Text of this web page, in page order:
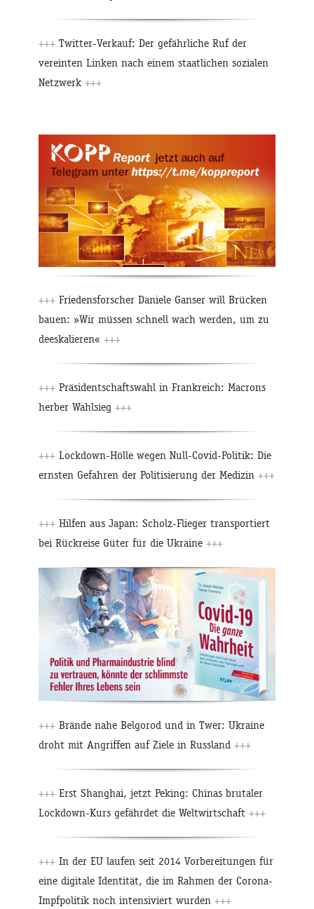
+++ Twitter-Verkauf: Der gefährliche Ruf der
vereinten Linken nach einem staatlichen sozialen
Netzwerk +++
+++ Friedensforscher Daniele Ganser will Brücken
bauen: »Wir müssen schnell wach werden, um zu
deeskalieren« +++
+++ Präsidentschaftswahl in Frankreich: Macrons
herber Wahlsieg +++
+++ Lockdown-Hölle wegen Null-Covid-Politik: Die
ernsten Gefahren der Politisierung der Medizin +++
+++ Hilfen aus Japan: Scholz-Flieger transportiert
bei Rückreise Güter für die Ukraine +++
+++ Brände nahe Belgorod und in Twer: Ukraine
droht mit Angriffen auf Ziele in Russland +++
+++ Erst Shanghai, jetzt Peking: Chinas brutaler
Lockdown-Kurs gefährdet die Weltwirtschaft +++
+++ In der EU laufen seit 2014 Vorbereitungen für
eine digitale Identität, die im Rahmen der Corona-
Impfpolitik noch intensiviert wurden +++